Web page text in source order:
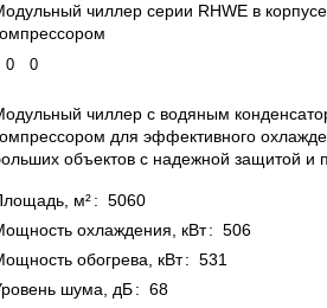
чиллер серии RHWE в
0 0
чиллер с водяным
для эффективного
объектов с надежной защитой и
м²: 5060
охлаждения, кВт: 506
обогрева, кВт: 531
шума, дБ: 68